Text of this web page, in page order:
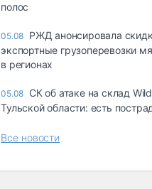
полос
05.08 РЖД анонсировала
экспортные грузоперевозки
в регионах
05.08 СК об атаке на склад
Тульской области: есть
Все новости